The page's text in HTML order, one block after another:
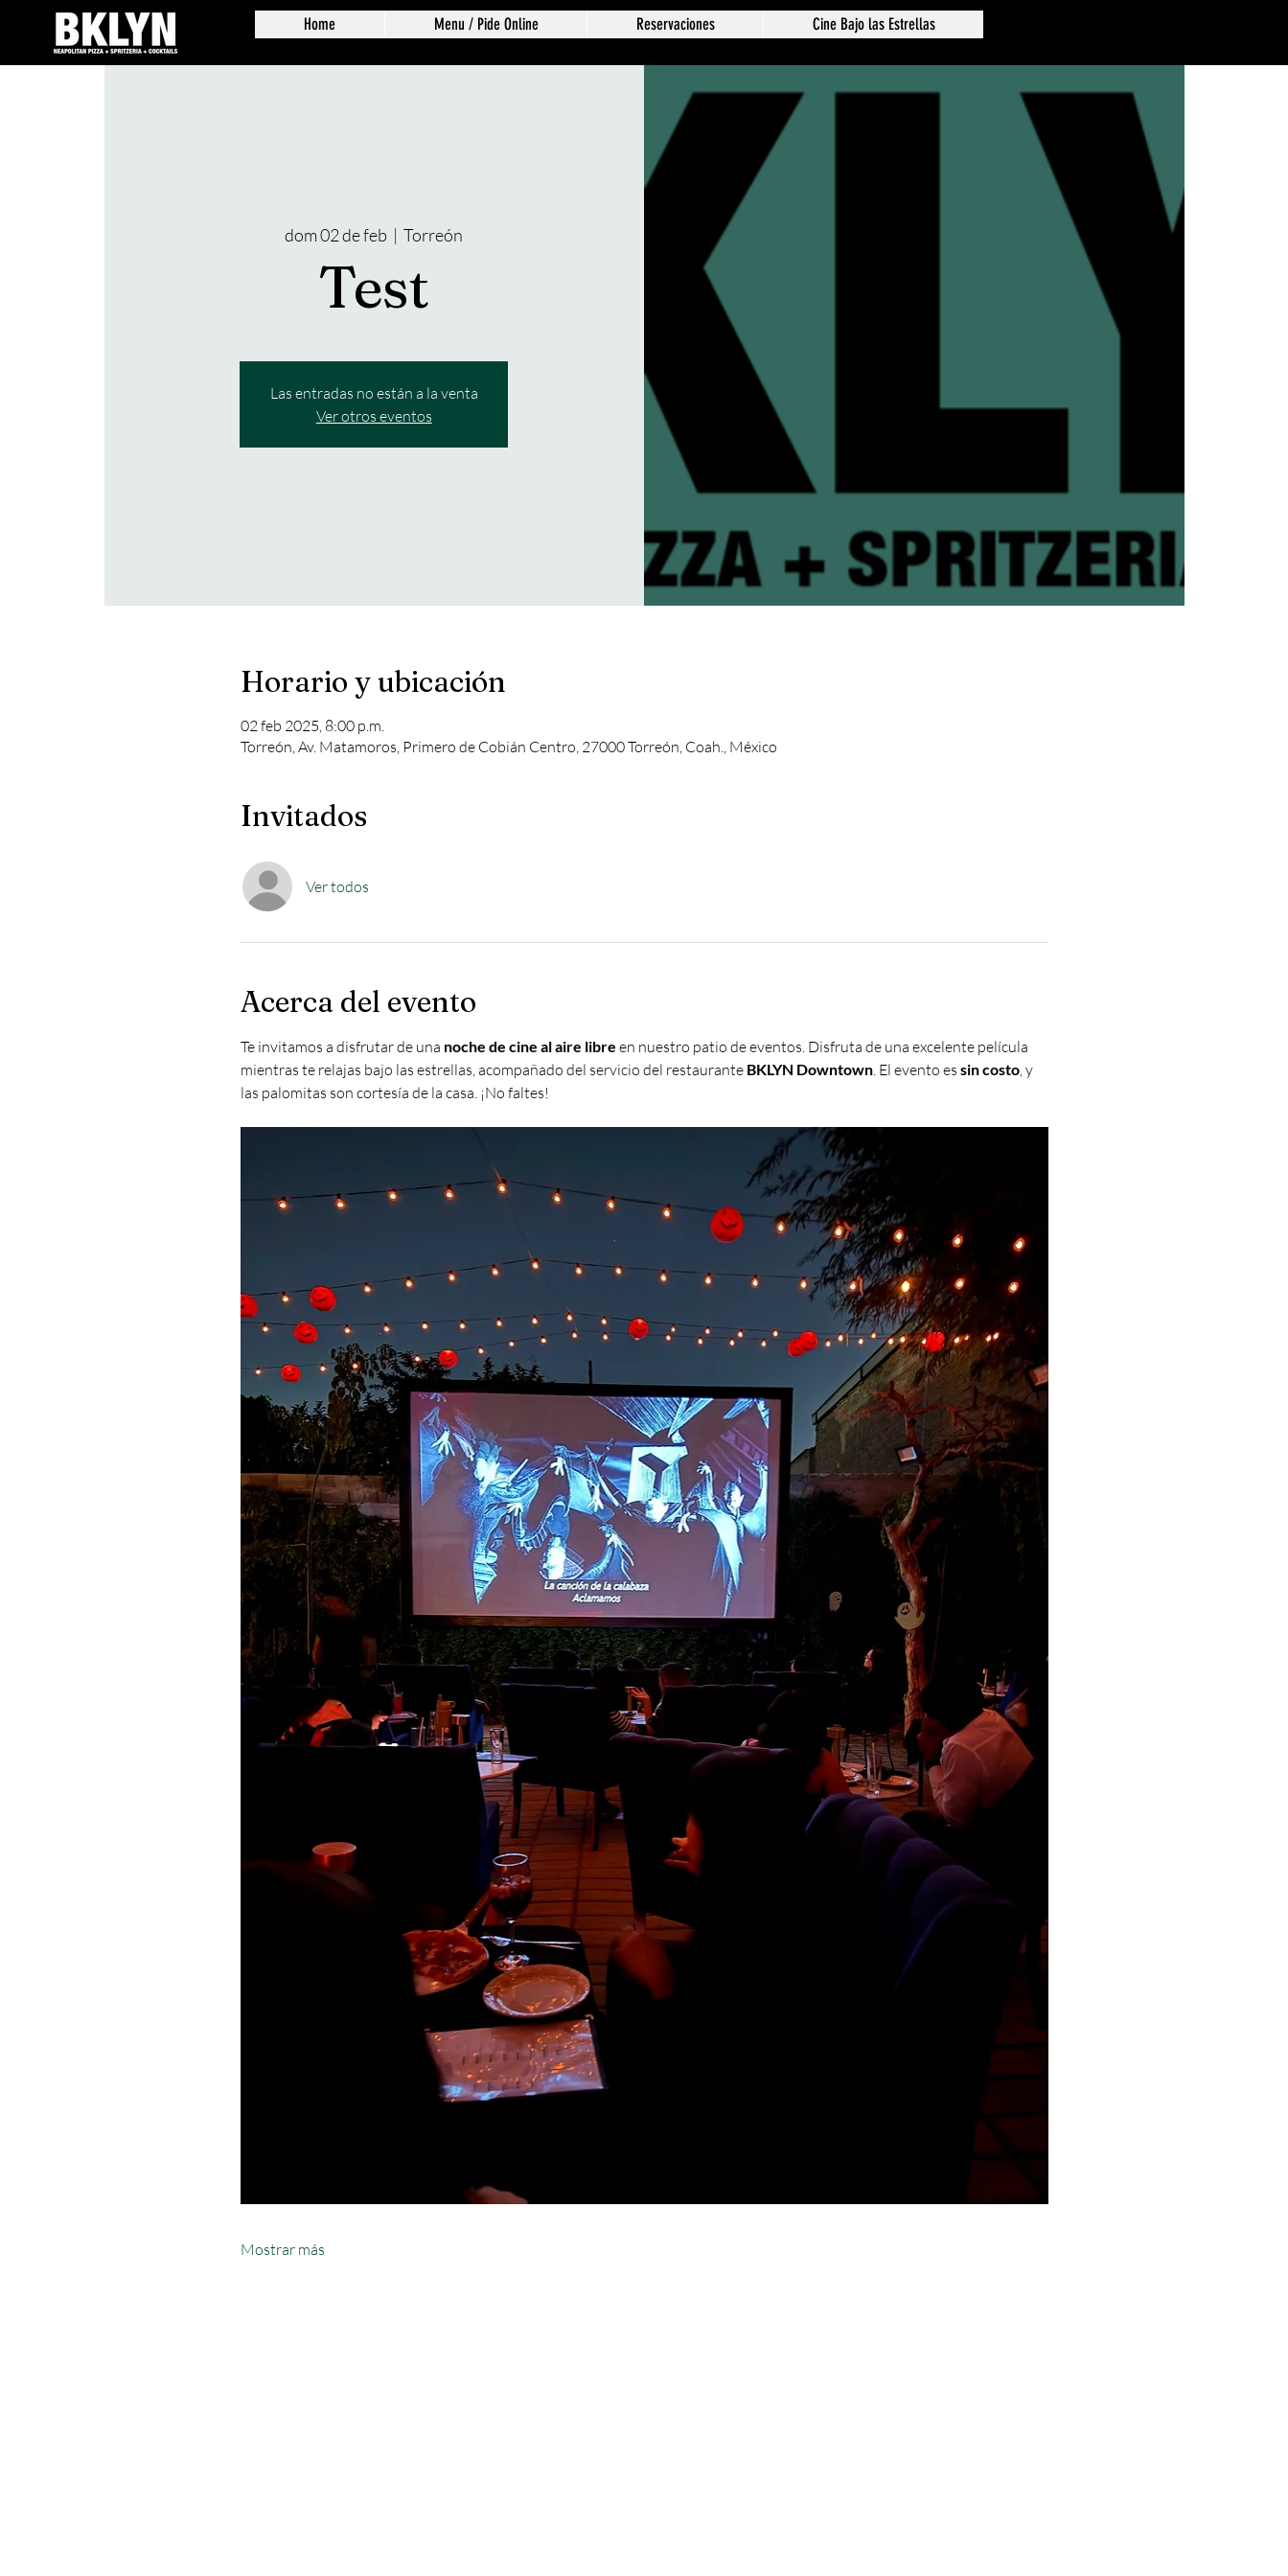
Home Menu / Pide Online Reservaciones Cine Bajo las Estrellas
dom 02 de feb
  |
Torreón
Test
Las entradas no están a la venta
Ver otros eventos
Horario y ubicación
02 feb 2025, 8:00 p.m.
Torreón, Av. Matamoros, Primero de Cobián Centro, 27000 Torreón, Coah., México
Invitados
Ver todos
Acerca del evento
Te invitamos a disfrutar de una noche de cine al aire libre en nuestro patio de eventos. Disfruta de una excelente película
mientras te relajas bajo las estrellas, acompañado del servicio del restaurante BKLYN Downtown. El evento es sin costo, y
las palomitas son cortesía de la casa. ¡No faltes!
Mostrar más